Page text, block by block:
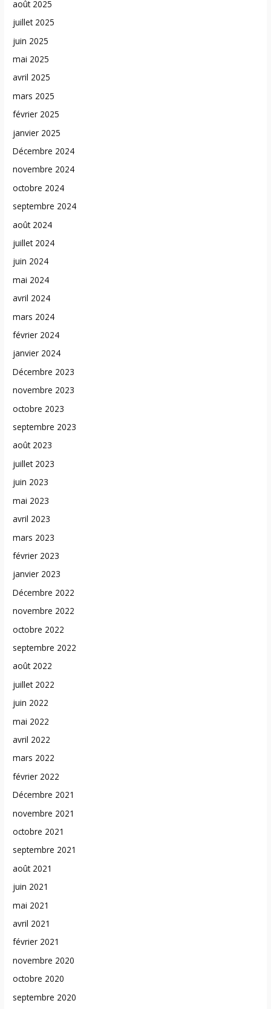
août 2025
juillet 2025
juin 2025
mai 2025
avril 2025
mars 2025
février 2025
janvier 2025
Décembre 2024
novembre 2024
octobre 2024
septembre 2024
août 2024
juillet 2024
juin 2024
mai 2024
avril 2024
mars 2024
février 2024
janvier 2024
Décembre 2023
novembre 2023
octobre 2023
septembre 2023
août 2023
juillet 2023
juin 2023
mai 2023
avril 2023
mars 2023
février 2023
janvier 2023
Décembre 2022
novembre 2022
octobre 2022
septembre 2022
août 2022
juillet 2022
juin 2022
mai 2022
avril 2022
mars 2022
février 2022
Décembre 2021
novembre 2021
octobre 2021
septembre 2021
août 2021
juin 2021
mai 2021
avril 2021
février 2021
novembre 2020
octobre 2020
septembre 2020